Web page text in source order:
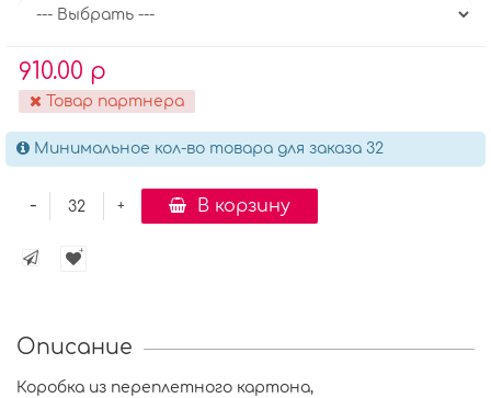
910.00 р
Товар партнера
Минимальное кол-во товара для заказа 32
+
- В корзину
Описание
Коробка из переплетного картона,